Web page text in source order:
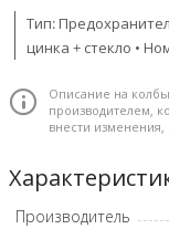
Тип:
цинка + стекло •
Описание на
производителем,
внести
Производитель